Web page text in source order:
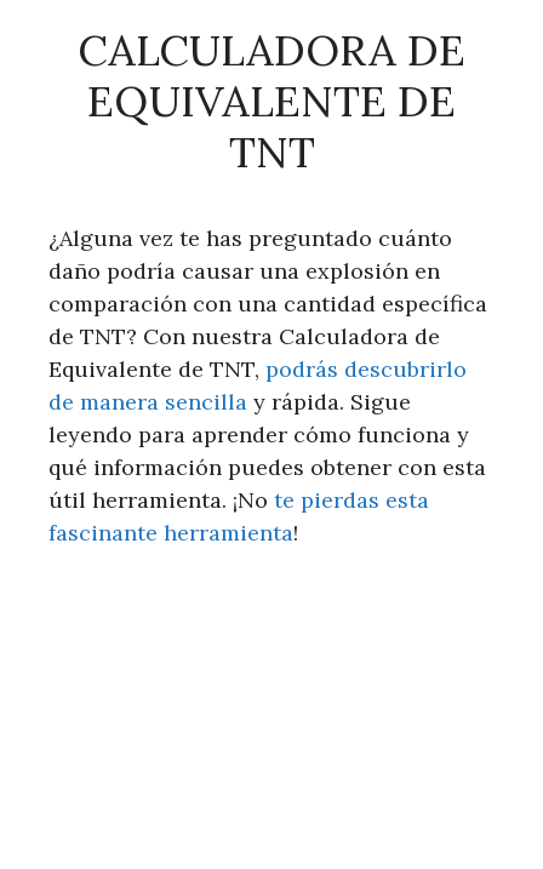
CALCULADORA DE
EQUIVALENTE DE
TNT
¿Alguna vez te has preguntado cuánto
daño podría causar una explosión en
comparación con una cantidad específica
de TNT? Con nuestra Calculadora de
Equivalente de TNT, podrás descubrirlo
de manera sencilla y rápida. Sigue
leyendo para aprender cómo funciona y
qué información puedes obtener con esta
útil herramienta. ¡No te pierdas esta
fascinante herramienta!